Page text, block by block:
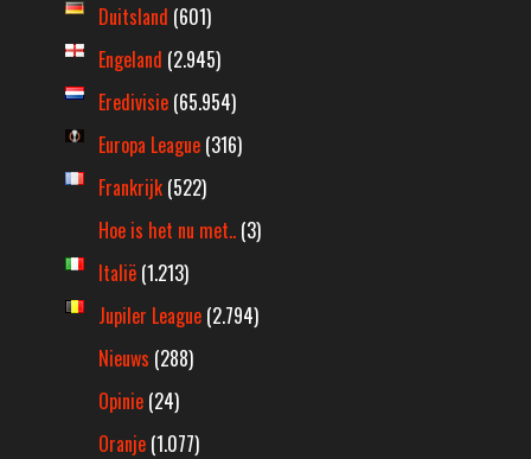
Duitsland (601)
Engeland (2.945)
Eredivisie (65.954)
Europa League (316)
Frankrijk (522)
Hoe is het nu met.. (3)
Italië (1.213)
Jupiler League (2.794)
Nieuws (288)
Opinie (24)
Oranje (1.077)